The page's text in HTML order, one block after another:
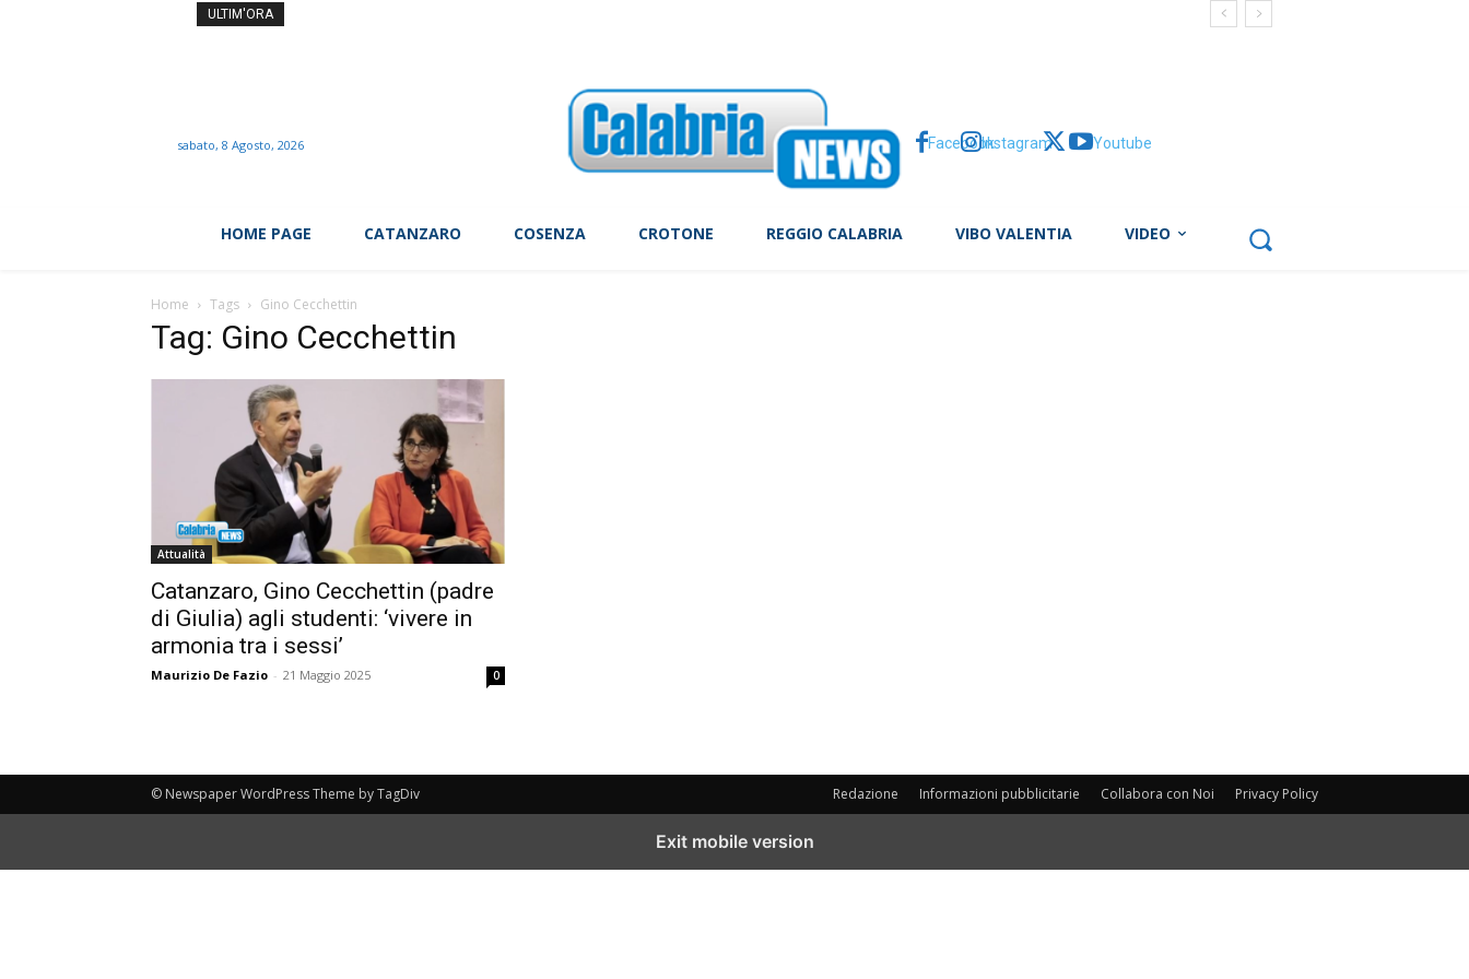
ULTIM'ORA
sabato, 8 Agosto, 2026 FacebookInstagram X Youtube
HOME PAGE CATANZARO COSENZA CROTONE REGGIO CALABRIA VIBO VALENTIA VIDEO
Home Tags Gino Cecchettin
Tag: Gino Cecchettin
Attualità
Catanzaro, Gino Cecchettin (padre
di Giulia) agli studenti: ‘vivere in
armonia tra i sessi’
Maurizio De Fazio - 21 Maggio 2025 0
Redazione Informazioni pubblicitarie Collabora con Noi Privacy Policy
© Newspaper WordPress Theme by TagDiv
Exit mobile version